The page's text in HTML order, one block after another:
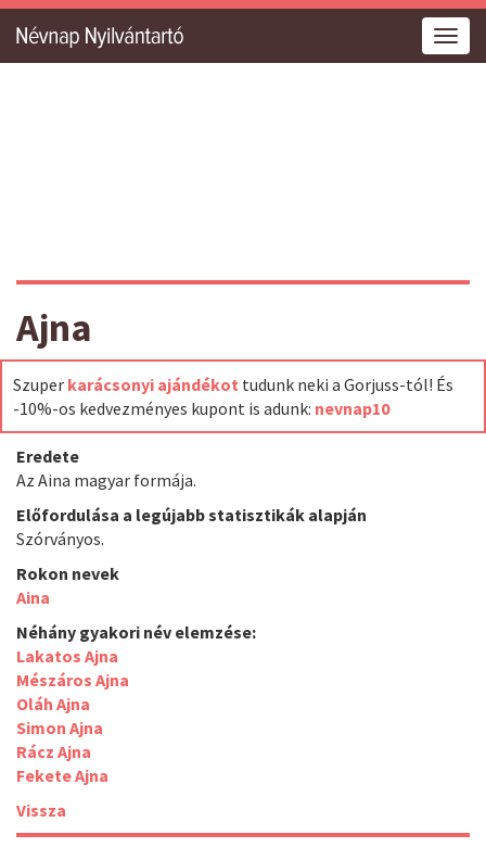
Ajna
Szuper karácsonyi ajándékot tudunk neki a Gorjuss-tól! És
-10%-os kedvezményes kupont is adunk: nevnap10
Eredete
Az Aina magyar formája.
Előfordulása a legújabb statisztikák alapján
Szórványos.
Rokon nevek
Aina
Néhány gyakori név elemzése:
Lakatos Ajna
Mészáros Ajna
Oláh Ajna
Simon Ajna
Rácz Ajna
Fekete Ajna
Vissza